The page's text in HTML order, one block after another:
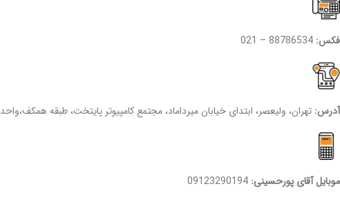
فکس:
آدرس: تهران، ولیعصر، ابتدای خیابان میرداماد، مجتمع کامپیوتر پایتخت، طبقه همکف،واحد 50، فروشگاه چاپگر پایتخت
موبایل آقای پورحسینی: